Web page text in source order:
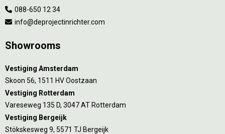
088-650 12 34
info@deprojectinrichter.com
Showrooms
Vestiging Amsterdam
Skoon 56, 1511 HV Oostzaan
Vestiging Rotterdam
Vareseweg 135 D, 3047 AT Rotterdam
Vestiging Bergeijk
Stökskesweg 9, 5571 TJ Bergeijk